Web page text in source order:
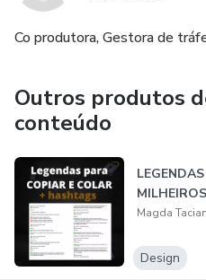
Co produtora, Gestora de
Outros produtos
conteúdo
MILHEIROS
Design